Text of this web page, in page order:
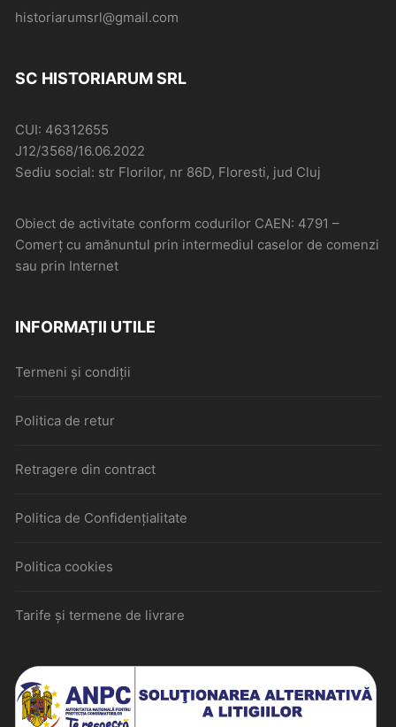
historiarumsrl@gmail.com
SC HISTORIARUM SRL
CUI: 46312655
J12/3568/16.06.2022
Sediu social: str Florilor, nr 86D, Floresti, jud Cluj
Obiect de activitate conform codurilor CAEN: 4791 –
Comerţ cu amănuntul prin intermediul caselor de comenzi
sau prin Internet
INFORMAȚII UTILE
Termeni și condiții
Politica de retur
Retragere din contract
Politica de Confidențialitate
Politica cookies
Tarife și termene de livrare